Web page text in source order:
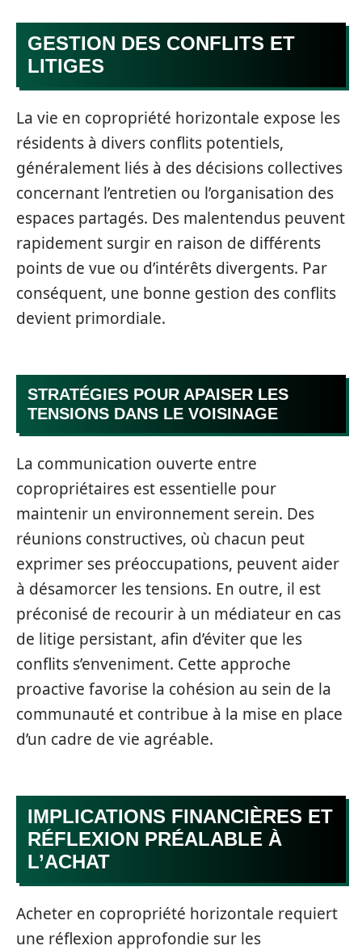
GESTION DES CONFLITS ET
LITIGES
La vie en copropriété horizontale expose les
résidents à divers conflits potentiels,
généralement liés à des décisions collectives
concernant l’entretien ou l’organisation des
espaces partagés. Des malentendus peuvent
rapidement surgir en raison de différents
points de vue ou d’intérêts divergents. Par
conséquent, une bonne gestion des conflits
devient primordiale.
STRATÉGIES POUR APAISER LES
TENSIONS DANS LE VOISINAGE
La communication ouverte entre
copropriétaires est essentielle pour
maintenir un environnement serein. Des
réunions constructives, où chacun peut
exprimer ses préoccupations, peuvent aider
à désamorcer les tensions. En outre, il est
préconisé de recourir à un médiateur en cas
de litige persistant, afin d’éviter que les
conflits s’enveniment. Cette approche
proactive favorise la cohésion au sein de la
communauté et contribue à la mise en place
d’un cadre de vie agréable.
IMPLICATIONS FINANCIÈRES ET
RÉFLEXION PRÉALABLE À
L’ACHAT
Acheter en copropriété horizontale requiert
une réflexion approfondie sur les